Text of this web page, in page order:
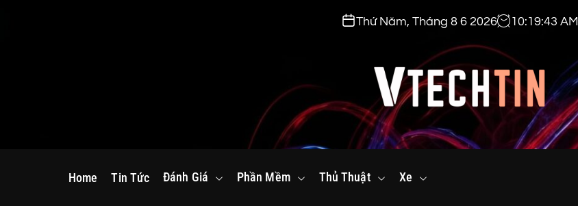
Thứ Năm, Tháng 8 6 2026 10:19:44 AM
v
e
Home Tin Tức Đánh Giá Phần Mềm Thủ Thuật Xe